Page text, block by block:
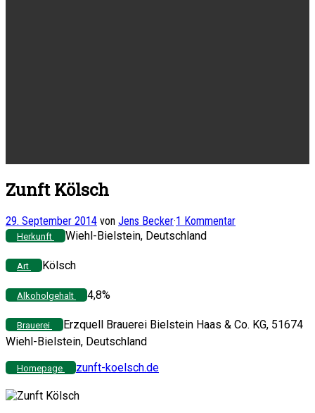
Zunft Kölsch
29. September 2014 von Jens Becker·1 Kommentar
Herkunft Wiehl-Bielstein, Deutschland
Art Kölsch
Alkoholgehalt 4,8%
Brauerei
Erzquell Brauerei Bielstein Haas & Co. KG, 51674
Wiehl-Bielstein, Deutschland
Homepage zunft-koelsch.de